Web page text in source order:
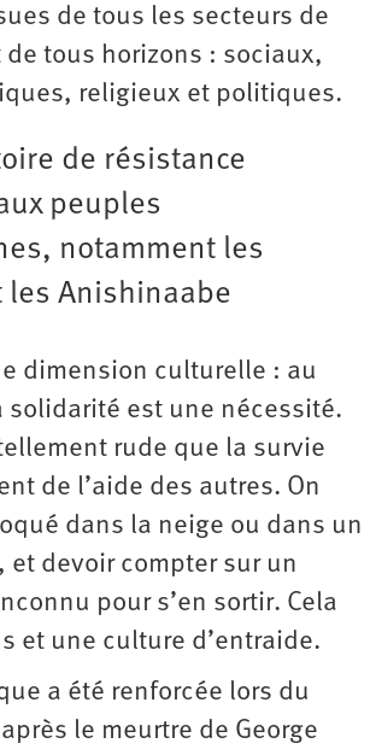
de tous les secteurs de
de tous horizons : sociaux,
religieux et politiques.
de résistance
peuples
notamment les
les Anishinaabe
dimension culturelle : au
solidarité est une nécessité.
rude que la survie
de l’aide des autres. On
dans la neige ou dans un
et devoir compter sur un
pour s’en sortir. Cela
et une culture d’entraide.
a été renforcée lors du
le meurtre de George